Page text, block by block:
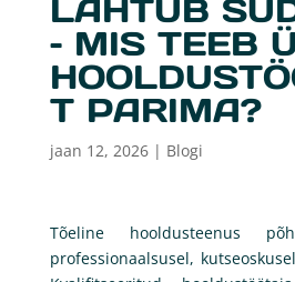
LÄHTUB
– MIS TEEB
T PARIMA?
jaan 12, 2026| Blogi
Tõeline hooldusteenus
professionaalsusel,